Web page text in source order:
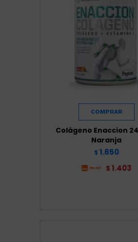
Colágeno Enaccion
Naranja
$ 1.650
$ 1.403